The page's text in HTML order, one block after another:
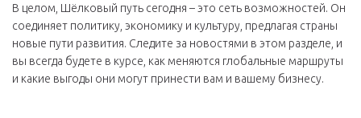
В целом, Шёлковый путь сегодня – это сеть возможностей. Он
соединяет политику, экономику и культуру, предлагая страны
новые пути развития. Следите за новостями в этом разделе, и
вы всегда будете в курсе, как меняются глобальные маршруты
и какие выгоды они могут принести вам и вашему бизнесу.